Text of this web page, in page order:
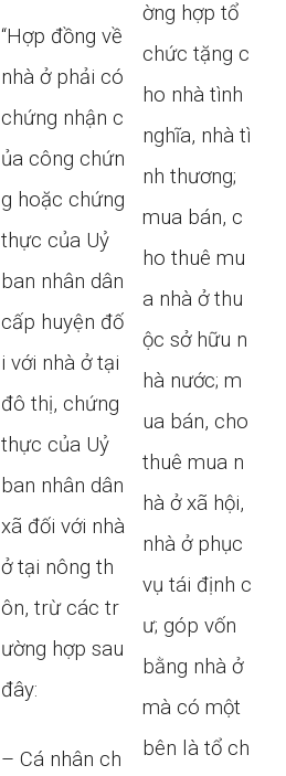
“Hợp đồng về
nhà ở phải có
chứng nhận c
ủa công chứn
g hoặc chứng
thực của Uỷ
ban nhân dân
cấp huyện đố
i với nhà ở tại
đô thị, chứng
thực của Uỷ
ban nhân dân
xã đối với nhà
ở tại nông th
ôn, trừ các tr
ường hợp sau
đây:
– Cá nhân ch
ờng hợp tổ
chức tặng c
ho nhà tình
nghĩa, nhà tì
nh thương;
mua bán, c
ho thuê mu
a nhà ở thu
ộc sở hữu n
hà nước; m
ua bán, cho
thuê mua n
hà ở xã hội,
nhà ở phục
vụ tái định c
ư; góp vốn
bằng nhà ở
mà có một
bên là tổ ch